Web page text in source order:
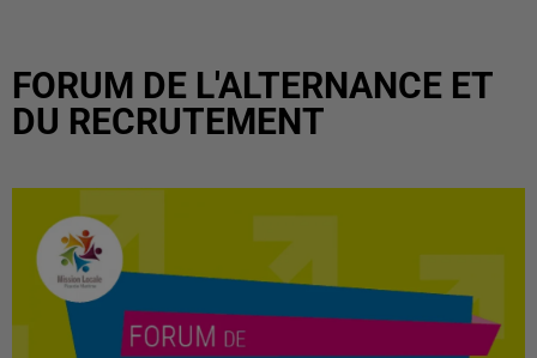
FORUM DE L'ALTERNANCE ET
DU RECRUTEMENT